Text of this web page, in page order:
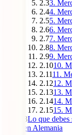
2.33.
2.44.
2.55.
2.66.
2.77.
2.88.
2.99.
2.1010.
2.1111.
2.1212.
2.1313.
2.1414.
2.1515.
3Lo que debes
en Alemania